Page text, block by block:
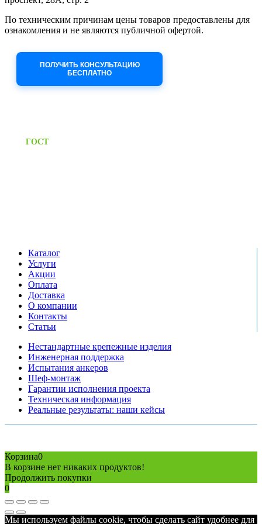
По техническим причинам цены товаров предоставлены для
ознакомления и не являются публичной офертой.
ПОЛУЧИТЬ КОНСУЛЬТАЦИЮ
БЕСПЛАТНО
ГОСТПредоставляем паспорт
Каталог
Услуги
Акции
Оплата
Доставка
О компании
Контакты
Статьи
Нестандартные крепежные изделия
Инженерная поддержка
Испытания анкеров
Шеф-монтаж
Гарантии исполнения проекта
Техническая информация
Реальные результаты: наши кейсы
Корзина0
В корзине нет никаких продуктов!
Продолжить покупки
0
Мы используем файлы cookie, чтобы сделать сайт удобнее для